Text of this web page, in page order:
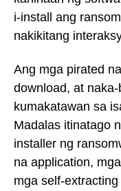
i-install ang
nakikitang
Ang mga pirated
download, at
kumakatawan sa
Madalas itinatago
installer ng
na application,
mga self-